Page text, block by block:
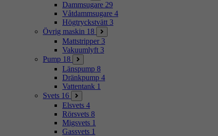
Dammsugare 29
Våtdammsugare 4
Högtryckstvätt 3
Övrig maskin 18
Mattstripper 3
Vakuumlyft 3
Pump 18
Länspump 8
Dränkpump 4
Vattentank 1
Svets 16
Elsvets 4
Rörsvets 8
Migsvets 1
Gassvets 1